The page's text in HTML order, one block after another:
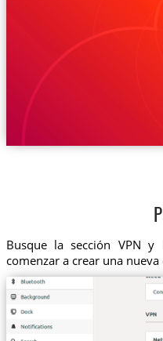
Busque la sección VPN
comenzar a crear una